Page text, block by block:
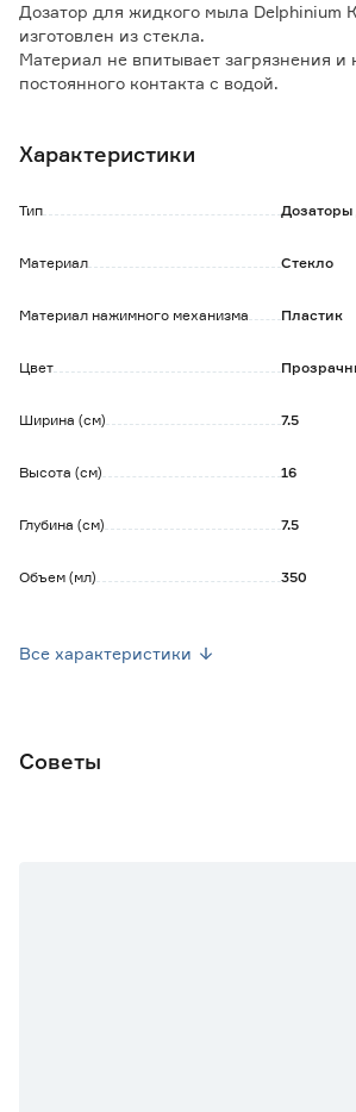
Дозатор для жидкого мыла Delphinium
изготовлен из стекла.
Материал не впитывает загрязнения и
постоянного контакта с водой.
Характеристики
Тип
Материал Стекло
Материал нажимного механизма Пластик
Цвет
Ширина (см) 7.5
Высота (см) 16
Глубина (см) 7.5
Объем (мл) 350
Все характеристики
Советы